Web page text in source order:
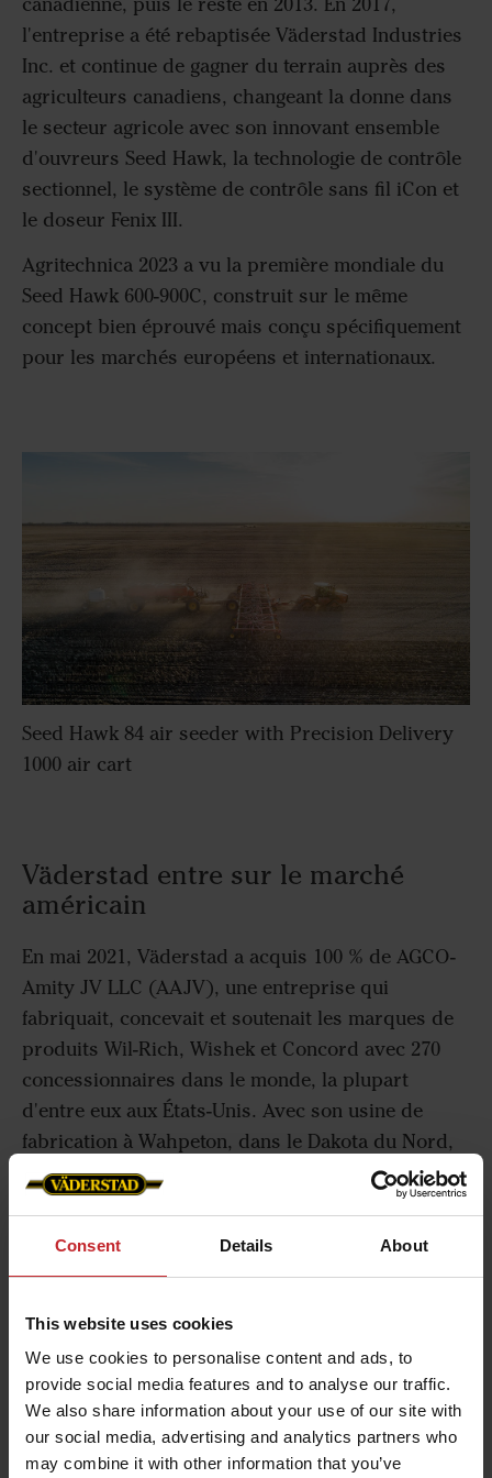
Consent Details About
This website uses cookies
We use cookies to personalise content and ads, to
provide social media features and to analyse our traffic.
We also share information about your use of our site with
our social media, advertising and analytics partners who
may combine it with other information that you’ve
l'entreprise a été rebaptisée Väderstad Industries
Inc. et continue de gagner du terrain auprès des
agriculteurs canadiens, changeant la donne dans
le secteur agricole avec son innovant ensemble
d'ouvreurs Seed Hawk, la technologie de contrôle
sectionnel, le système de contrôle sans fil iCon et
le doseur Fenix III.
Agritechnica 2023 a vu la première mondiale du
Seed Hawk 600-900C, construit sur le même
concept bien éprouvé mais conçu spécifiquement
pour les marchés européens et internationaux.
Seed Hawk 84 air seeder with Precision Delivery
1000 air cart
Väderstad entre sur le marché
américain
En mai 2021, Väderstad a acquis 100 % de AGCO-
Amity JV LLC (AAJV), une entreprise qui
fabriquait, concevait et soutenait les marques de
produits Wil-Rich, Wishek et Concord avec 270
concessionnaires dans le monde, la plupart
d'entre eux aux États-Unis. Avec son usine de
fabrication à Wahpeton, dans le Dakota du Nord,
AAJV a été pleinement intégrée dans le groupe
croissant de sociétés mondiales de Väderstad
sous le nom de Vaderstad Inc.